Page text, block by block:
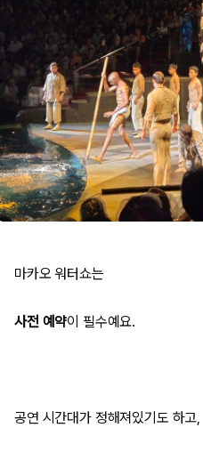
마카오 워터쇼는
사전 예약이 필수예요.
공연 시간대가 정해져있기도 하고,